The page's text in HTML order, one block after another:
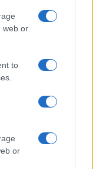
web or
to
or
Avis Olbia al
in calo
ma il tour
ombelico del